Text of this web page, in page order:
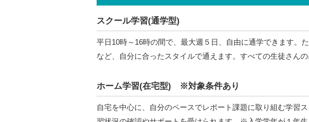
スクール学習(通学型)
平日10時～16時の間で、最大週５日、自由に通学できます。
など、自分に合ったスタイルで通えます。すべての生徒さんの
ホーム学習(在宅型) ※対象条件あり
自宅を中心に、自分のペースでレポート課題に取り組む学習